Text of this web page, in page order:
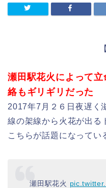
瀬田駅花火によって
絡もギリギリだった
2017年7月２６日夜遅く
線の架線から火花が出る
こちらが話題になってい
瀬田駅花火